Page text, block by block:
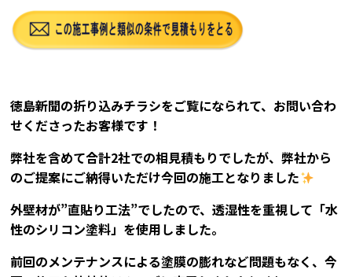
徳島新聞の折り込みチラシをご覧になられて、お問い合わ
せくださったお客様です！
弊社を含めて合計2社での相見積もりでしたが、弊社から
のご提案にご納得いただけ今回の施工となりました
外壁材が”直貼り工法”でしたので、透湿性を重視して「水
性のシリコン塗料」を使用しました。
前回のメンテナンスによる塗膜の膨れなど問題もなく、今